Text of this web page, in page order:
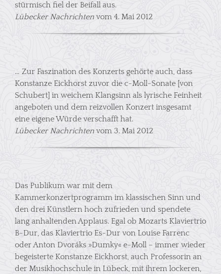
stürmisch fiel der Beifall aus.
Lübecker Nachrichten vom 4. Mai 2012
… Zur Faszination des Konzerts gehörte auch, dass
Konstanze Eickhorst zuvor die c-Moll-Sonate [von
Schubert] in weichem Klangsinn als lyrische Feinheit
angeboten und dem reizvollen Konzert insgesamt
eine eigene Würde verschafft hat.
Lübecker Nachrichten vom 3. Mai 2012
Das Publikum war mit dem
Kammerkonzertprogramm im klassischen Sinn und
den drei Künstlern hoch zufrieden und spendete
lang anhaltenden Applaus. Egal ob Mozarts Klaviertrio
B-Dur, das Klaviertrio Es-Dur von Louise Farrenc
oder Anton Dvoráks »Dumky« e-Moll – immer wieder
begeisterte Konstanze Eickhorst, auch Professorin an
der Musikhochschule in Lübeck, mit ihrem lockeren,